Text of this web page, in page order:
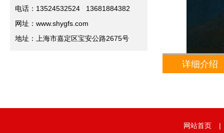
电话：13524532524 13681884382
网址：www.shygfs.com
地址：上海市嘉定区宝安公路2675号
详细介绍
网站首页
|